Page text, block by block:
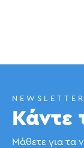
NEWSLETTER
Κάντε
Μάθετε για τα